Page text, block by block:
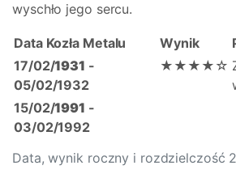
wyschło jego sercu.
Data, wynik roczny i rozdzielczość
Data Kozła Metalu Wynik
17/02/1931 -
05/02/1932
★★★★☆
15/02/1991 -
03/02/1992